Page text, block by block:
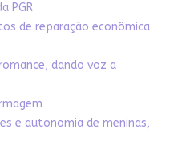
PGR
de reparação econômica
dando voz a
e autonomia de meninas,